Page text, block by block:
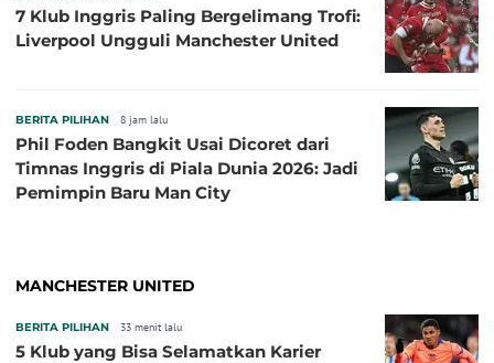
7 Klub Inggris Paling Bergelimang Trofi:
Liverpool Ungguli Manchester United
BERITA PILIHAN 8 jam lalu
Phil Foden Bangkit Usai Dicoret dari
Timnas Inggris di Piala Dunia 2026: Jadi
Pemimpin Baru Man City
MANCHESTER UNITED
BERITA PILIHAN 33 menit lalu
5 Klub yang Bisa Selamatkan Karier